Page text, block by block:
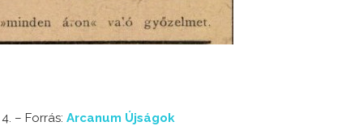
– Forrás: Arcanum Újságok